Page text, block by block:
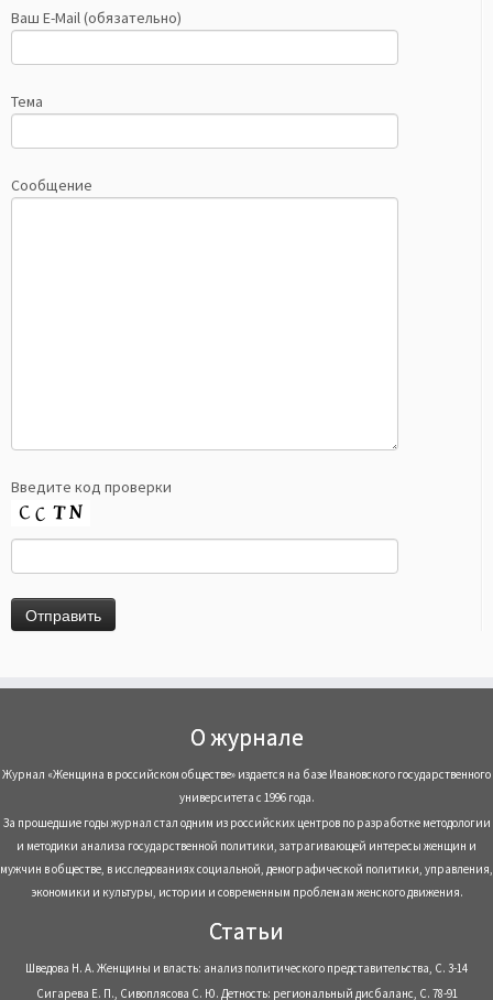
Ваш E-Mail (обязательно)
Тема
Сообщение
Введите код проверки
О журнале
Журнал «Женщина в российском обществе» издается на базе Ивановского государственного
университета с 1996 года.
За прошедшие годы журнал стал одним из российских центров по разработке методологии
и методики анализа государственной политики, затрагивающей интересы женщин и
мужчин в обществе, в исследованиях социальной, демографической политики, управления,
экономики и культуры, истории и современным проблемам женского движения.
Статьи
Шведова Н. А. Женщины и власть: анализ политического представительства, С. 3-14
Сигарева Е. П., Сивоплясова С. Ю. Детность: региональный дисбаланс, С. 78-91